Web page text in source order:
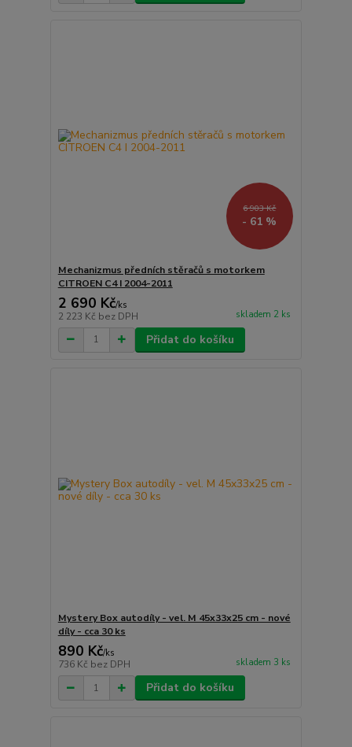
6 903 Kč
- 61 %
Mechanizmus předních stěračů s motorkem
CITROEN C4 I 2004-2011
2 690 Kč/ks
2 223 Kč bez DPH skladem 2 ks
Přidat do košíku
Mystery Box autodíly - vel. M 45x33x25 cm - nové
díly - cca 30 ks
890 Kč/ks
736 Kč bez DPH skladem 3 ks
Přidat do košíku